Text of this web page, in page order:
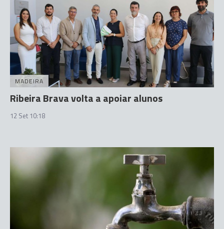
MADEIRA
Ribeira Brava volta a apoiar alunos
12 Set 10:18